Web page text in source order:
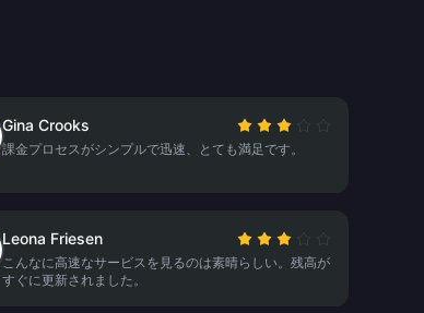
Gina Crooks
課金プロセスがシンプルで迅速、とても満足です。
Leona Friesen
こんなに高速なサービスを見るのは素晴らしい。残高が
すぐに更新されました。